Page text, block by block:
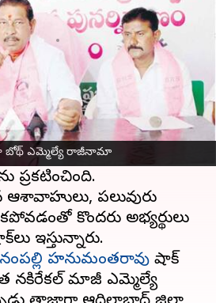
బోథ్ ఎమ్మెల్యే రాజీనామా
25, 2023 06:11 pm
సమయం దగ్గరపడుతున్న కొద్ది
తిరుగుతున్నాయి.
బీఆర్ఎస్ 115
ప్రకటించింది.
ఆశావాహులు, పలువురు
కొందరు అభ్యర్థులు
ఇస్తున్నారు.
హనుమంతరావు షాక్
నకిరేకల్ మాజీ ఎమ్మెల్యే